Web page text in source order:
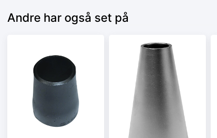
Andre har også set på